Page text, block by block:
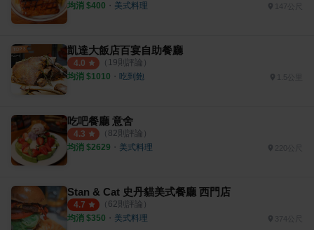
均消 $400 ・ 美式料理 147公尺
凱達大飯店百宴自助餐廳
4.0 （ 19則評論）
均消 $1010 ・ 吃到飽 1.5公里
吃吧餐廳 意舍
4.3 （ 82則評論）
均消 $2629 ・ 美式料理
Stan & Cat 史丹貓美式餐廳 西門店
4.7 （ 62則評論）
均消 $350 ・ 美式料理 374公尺